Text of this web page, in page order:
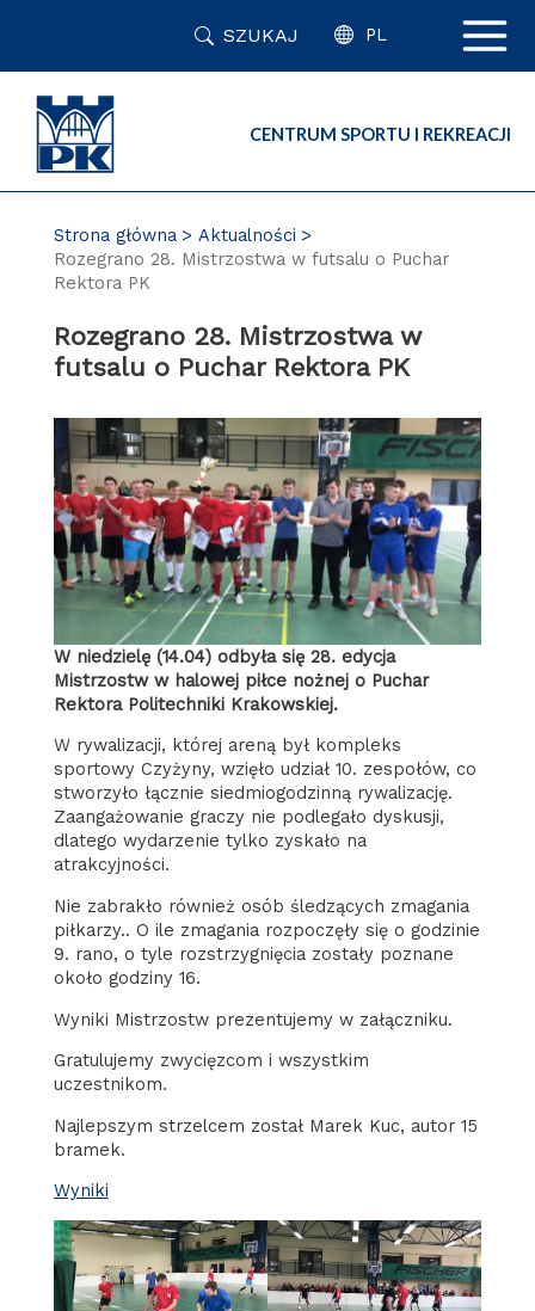
SZUKAJ PL
CENTRUM SPORTU I REKREACJI
Strona główna
Aktualności
Rozegrano 28. Mistrzostwa w futsalu o Puchar
Rektora PK
Rozegrano 28. Mistrzostwa w
futsalu o Puchar Rektora PK
W niedzielę (14.04) odbyła się 28. edycja
Mistrzostw w halowej piłce nożnej o Puchar
Rektora Politechniki Krakowskiej.
W rywalizacji, której areną był kompleks
sportowy Czyżyny, wzięło udział 10. zespołów, co
stworzyło łącznie siedmiogodzinną rywalizację.
Zaangażowanie graczy nie podlegało dyskusji,
dlatego wydarzenie tylko zyskało na
atrakcyjności.
Nie zabrakło również osób śledzących zmagania
piłkarzy.. O ile zmagania rozpoczęły się o godzinie
9. rano, o tyle rozstrzygnięcia zostały poznane
około godziny 16.
Wyniki Mistrzostw prezentujemy w załączniku.
Gratulujemy zwycięzcom i wszystkim
uczestnikom.
Najlepszym strzelcem został Marek Kuc, autor 15
bramek.
Wyniki